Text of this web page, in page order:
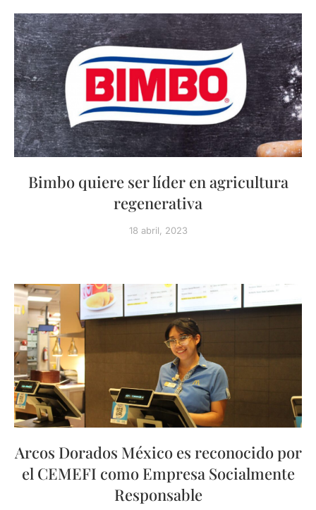
Bimbo quiere ser líder en agricultura
regenerativa
18 abril, 2023
Arcos Dorados México es reconocido por
el CEMEFI como Empresa Socialmente
Responsable